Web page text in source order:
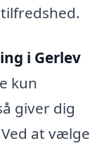
i Gerlev
kun
giver dig
at vælge